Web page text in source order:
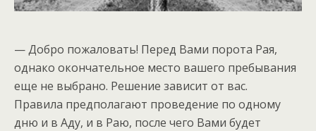
— Добро пожаловать! Перед Вами порота Рая,
однако окончательное место вашего пребывания
еще не выбрано. Решение зависит от вас.
Правила предполагают проведение по одному
дню и в Аду, и в Раю, после чего Вами будет